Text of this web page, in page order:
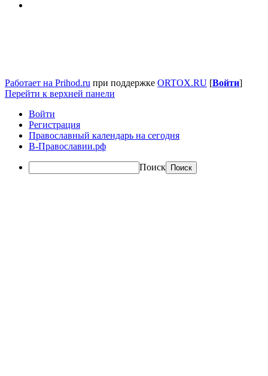
Работает на Prihod.ru при поддержке ORTOX.RU [Войти]
Перейти к верхней панели
Войти
Регистрация
Православный календарь на сегодня
В-Православии.рф
Поиск